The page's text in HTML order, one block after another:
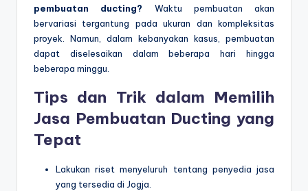
pembuatan ducting? Waktu pembuatan akan
bervariasi tergantung pada ukuran dan kompleksitas
proyek. Namun, dalam kebanyakan kasus, pembuatan
dapat diselesaikan dalam beberapa hari hingga
beberapa minggu.
Tips dan Trik dalam Memilih
Jasa Pembuatan Ducting yang
Tepat
Lakukan riset menyeluruh tentang penyedia jasa
yang tersedia di Jogja.